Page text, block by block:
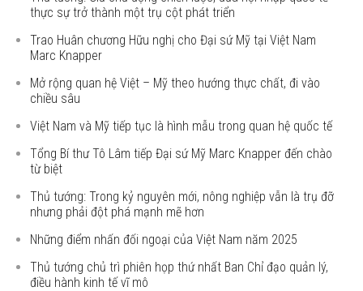
thực sự trở thành một trụ cột phát triển
Trao Huân chương Hữu nghị cho Đại sứ Mỹ tại Việt Nam
Marc Knapper
Mở rộng quan hệ Việt – Mỹ theo hướng thực chất, đi vào
chiều sâu
Việt Nam và Mỹ tiếp tục là hình mẫu trong quan hệ quốc tế
Tổng Bí thư Tô Lâm tiếp Đại sứ Mỹ Marc Knapper đến chào
từ biệt
Thủ tướng: Trong kỷ nguyên mới, nông nghiệp vẫn là trụ đỡ
nhưng phải đột phá mạnh mẽ hơn
Những điểm nhấn đối ngoại của Việt Nam năm 2025
Thủ tướng chủ trì phiên họp thứ nhất Ban Chỉ đạo quản lý,
điều hành kinh tế vĩ mô